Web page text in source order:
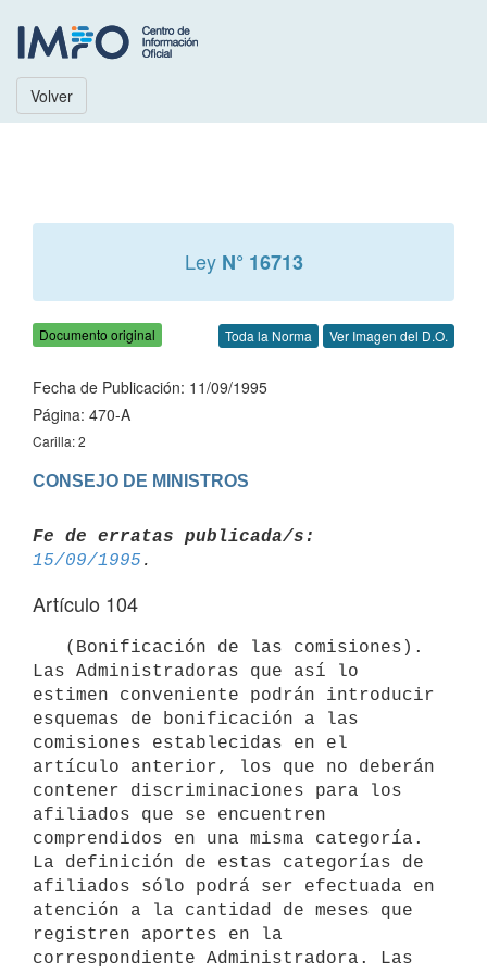
Volver
Ley N° 16713
Documento original Toda la Norma Ver Imagen del D.O.
Fecha de Publicación: 11/09/1995
Página: 470-A
Carilla: 2
Fe de erratas publicada/s:
15/09/1995
Artículo 104
Las Administradoras que así lo
estimen conveniente podrán introducir
esquemas de bonificación a las
comisiones establecidas en el
artículo anterior, los que no deberán
contener discriminaciones para los
afiliados que se encuentren
comprendidos en una misma categoría.
La definición de estas categorías de
afiliados sólo podrá ser efectuada en
atención a la cantidad de meses que
registren aportes en la
correspondiente Administradora. Las